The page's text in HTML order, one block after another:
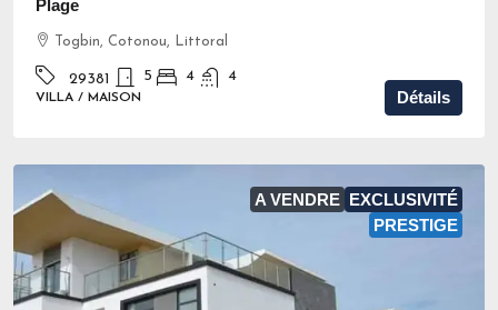
Plage
Togbin, Cotonou, Littoral
29381 5 4 4
VILLA / MAISON Détails
A VENDRE EXCLUSIVITÉ
PRESTIGE